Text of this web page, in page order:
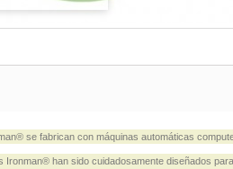
se fabrican con máquinas automáticas
Ironman® han sido cuidadosamente diseñados